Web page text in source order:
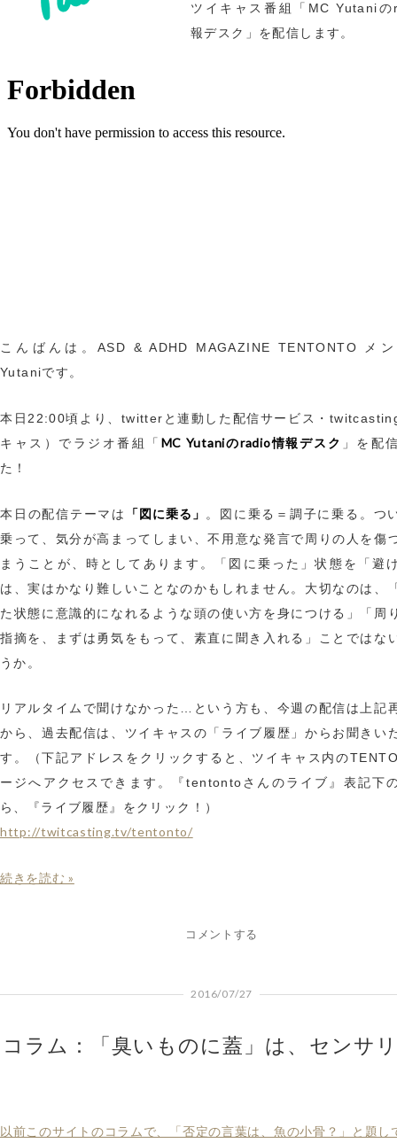
ツイキャス番組「MC Yutani
報デスク」を配信します。
こんばんは。ASD & ADHD MAGAZINE TENTONTO メ
Yutaniです。
本日22:00頃より、twitterと連動した配信サービス・
キャス）でラジオ番組「 MC Yutaniのradio情報デスク 」を配
た！
本日の配信テーマは 「図に乗る」
。図に乗る＝調子に乗る。つ
乗って、気分が高まってしまい、不用意な発言で周りの人を傷
まうことが、時としてあります。「図に乗った」状態を「避
は、実はかなり難しいことなのかもしれません。大切なのは、
た状態に意識的になれるような頭の使い方を身につける」「周
指摘を、まずは勇気をもって、素直に聞き入れる」ことではな
うか。
リアルタイムで聞けなかった…という方も、今週の配信は上記
から、過去配信は、ツイキャスの「ライブ履歴」からお聞きい
す。（下記アドレスをクリックすると、ツイキャス内の
ージへアクセスできます。『tentontoさんのライブ』表記下
ら、『ライブ履歴』をクリック！）
http://twitcasting.tv/tentonto/
続きを読む »
コメントする
2016/07/27
コラム：「臭いものに蓋」は、センサ
以前このサイトのコラムで、「否定の言葉は、魚の小骨？」と題し